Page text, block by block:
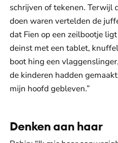
schrijven of tekenen. Terwijl
doen waren vertelden de
dat Fien op een zeilbootje
deinst met een tablet,
boot hing een
de kinderen hadden
mijn hoofd gebleven.”
Denken aan haar